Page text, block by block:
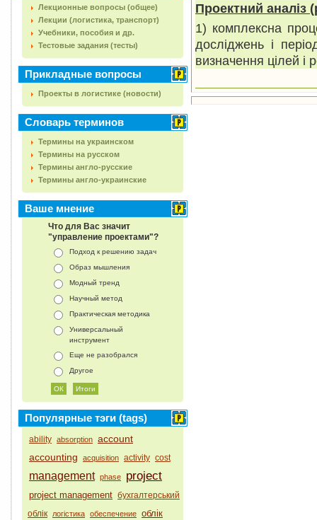
Лекционные вопросы (общее)
Лекции (логистика, транспорт)
Учебники, пособия и др.
Тестовые задания (тесты)
Прикладные вопросы
Проекты в логистике (новости)
Словарь терминов
Термины на украинском
Термины на русском
Термины англо-русские
Термины англо-украинские
Ваше мнение
Что для Вас значит
"управление проектами"?
Подход к решению задач
Образ мышления
Модный тренд
Научный метод
Практическая методика
Универсальный
инструмент
Еще не разобрался
Другое
Популярные тэги (tags)
ability absorption account
accounting
acquisition activity cost
management phase project
project management бухгалтерський
облік
логістика обеспечение облік
Проектний аналіз (
1) комплексна
досліджень і
визначення цілей і